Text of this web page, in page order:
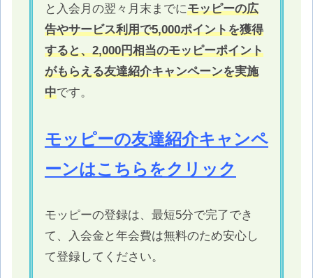
と入会月の翌々月末までにモッピーの広
告やサービス利用で5,000ポイントを獲得
すると、2,000円相当のモッピーポイント
がもらえる友達紹介キャンペーンを実施
中です。
モッピーの友達紹介キャンペ
ーンはこちらをクリック
モッピーの登録は、最短5分で完了でき
て、入会金と年会費は無料のため安心し
て登録してください。